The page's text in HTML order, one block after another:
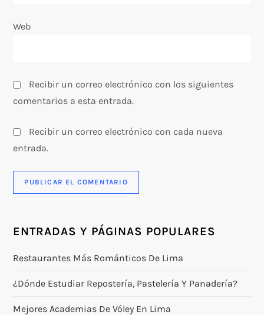
d
s
Web
Recibir un correo electrónico con los siguientes
comentarios a esta entrada.
Recibir un correo electrónico con cada nueva
entrada.
ENTRADAS Y PÁGINAS POPULARES
Restaurantes Más Románticos De Lima
¿Dónde Estudiar Repostería, Pastelería Y Panadería?
Mejores Academias De Vóley En Lima